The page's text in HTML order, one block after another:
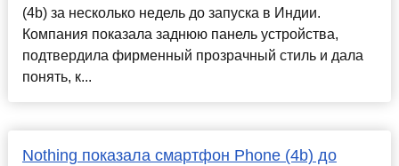
(4b) за несколько недель до запуска в Индии.
Компания показала заднюю панель устройства,
подтвердила фирменный прозрачный стиль и дала
понять, к...
Nothing показала смартфон Phone (4b) до